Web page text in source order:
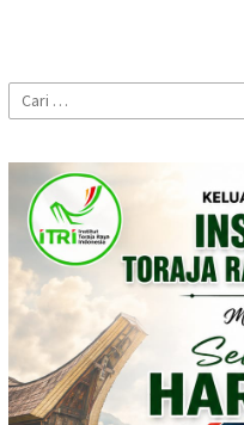
Cari
untuk: